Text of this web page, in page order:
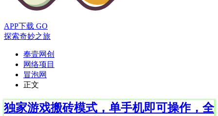
APP下载 GO
探索奇妙之旅
奉壹网创
网络项目
冒泡网
正文
独家游戏搬砖模式，单手机即可操作，全